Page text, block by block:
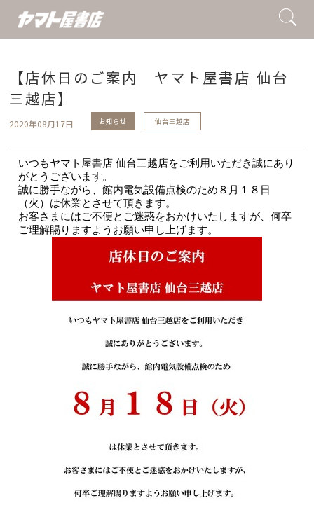
【店休日のご案内 ヤマト屋書店 仙台
三越店】
2020年08月17日 お知らせ 仙台三越店
いつもヤマト屋書店 仙台三越店をご利用いただき誠にあり
がとうございます。
誠に勝手ながら、館内電気設備点検のため ８月１８日
（火）は休業とさせて頂きます。
お客さまにはご不便とご迷惑をおかけいたしますが、何卒
ご理解賜りますようお願い申し上げます。